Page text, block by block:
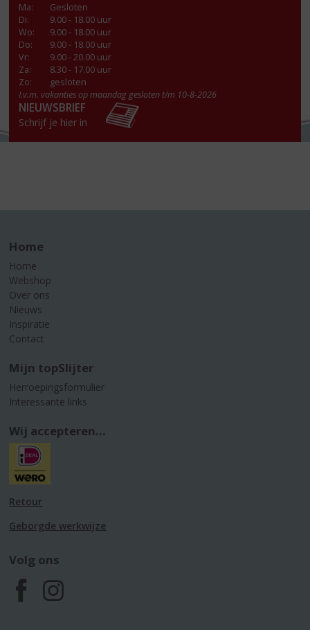
Ma:
Gesloten
Di:
9.00 - 18.00 uur
Wo:
9.00 - 18.00 uur
Do:
9.00 - 18.00 uur
Vr:
9.00 - 20.00 uur
Za:
8.30 - 17.00 uur
Zo:
gesloten
I.v.m. vakanties op maandag gesloten t/m 10-8-2026
NIEUWSBRIEF
Schrijf je hier in
Home
Home
Webshop
Over ons
Nieuws
Inspiratie
Contact
Mijn topSlijter
Herroepingsformulier
Interessante links
Wij accepteren...
Retour
Geborgde werkwijze
Volg ons
F
I